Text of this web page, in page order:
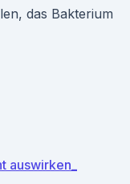
das Bakterium
auswirken_